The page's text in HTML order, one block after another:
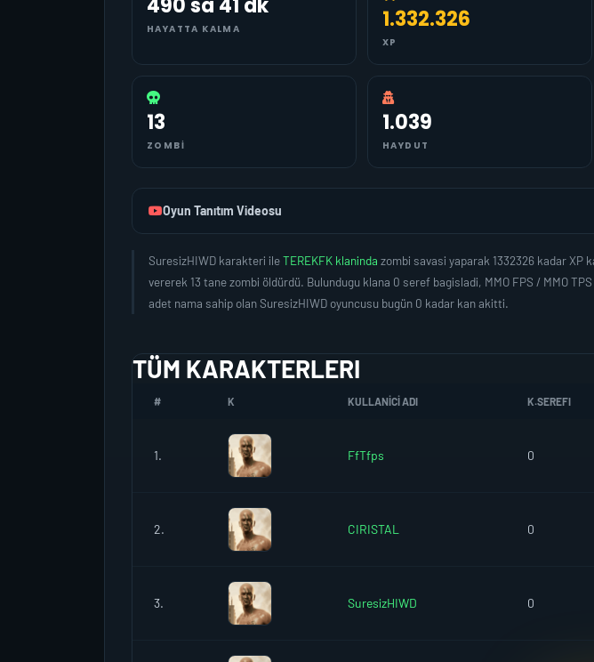
490 sa 41 dk
HAYATTA KALMA 1.332.326
XP
13
ZOMBI
1.039
HAYDUT
Oyun Tanıtım Videosu
SuresizHIWD karakteri ileTEREKFK klaninda zombi savasi yaparak 1332326 kadar XP
vererek 13 tane zombi öldürdü. Bulundugu klana 0 seref bagisladi, MMO FPS / MMO
adet nama sahip olan SuresizHIWD oyuncusu bugün 0 kadar kan akitti.
TÜM KARAKTERLERI
# K KULLANICI ADI K.SEREFI
1. FfTfps 0
2. CIRISTAL 0
3. SuresizHIWD 0